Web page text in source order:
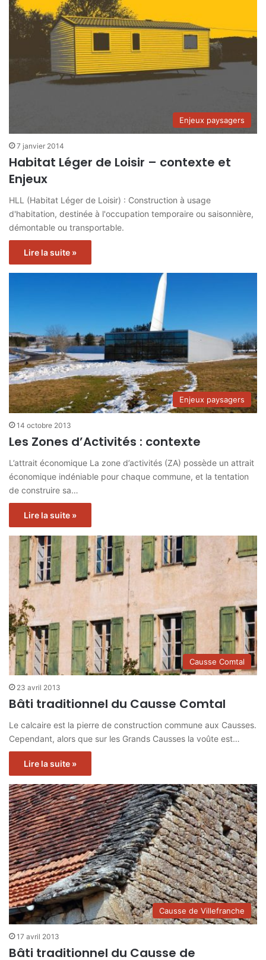
Enjeux paysagers
7 janvier 2014
Habitat Léger de Loisir – contexte et
Enjeux
HLL (Habitat Léger de Loisir) : Construction à usage
d'habitation, destinée à l'occupation temporaire ou saisonnière,
démontable ou transportable.
Lire la suite »
Enjeux paysagers
14 octobre 2013
Les Zones d’Activités : contexte
L’attrait économique La zone d’activités (ZA) possède un attrait
économique indéniable pour chaque commune, et la tentation
de construire sa…
Lire la suite »
Causse Comtal
23 avril 2013
Bâti traditionnel du Causse Comtal
Le calcaire est la pierre de construction commune aux Causses.
Cependant, alors que sur les Grands Causses la voûte est…
Lire la suite »
Causse de Villefranche
17 avril 2013
Bâti traditionnel du Causse de